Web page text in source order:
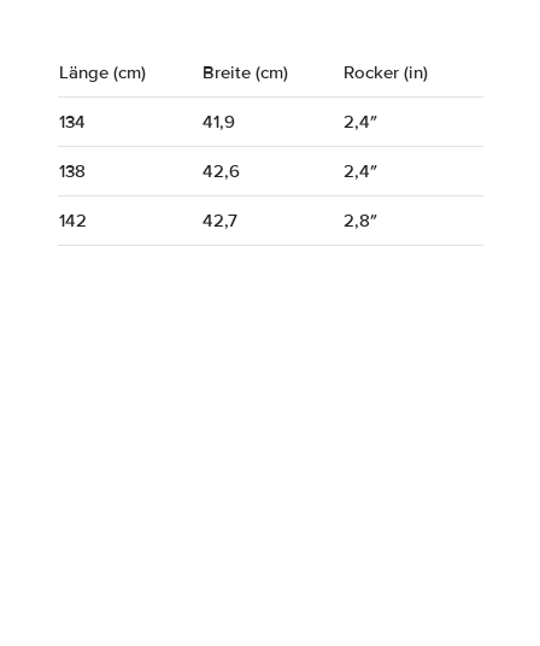
Länge (cm) Breite (cm) Rocker (in)
134 41,9 2,4″
138 42,6 2,4″
142 42,7 2,8″